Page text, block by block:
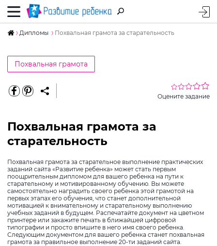
Дипломы Похвальная грамота за старательность
Похвальная грамота
Оцените задание
Похвальная грамота за
старательность
Похвальная грамота за старательное выполнение практических
заданий сайта «Развитие ребенка» может стать первым
поощрительным дипломом для вашего ребенка на пути к
старательному и мотивированному обучению. Вы можете
самостоятельно наградить своего ребенка этой грамотой на
первых этапах его обучения, что станет дополнительной
мотивацией к внимательному и старательному выполнению
учебных заданий в будущем. Распечатайте документ на цветном
принтере или закажите печать в ближайшей цифровой
типографии и просто впишите в него имя своего ребенка.
Следующим документом для вашего ребенка станет похвальная
грамота за правильное выполнение 20-ти заданий сайта.